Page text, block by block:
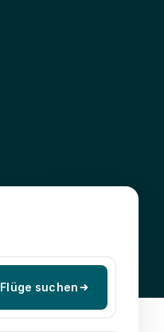
Flüge suchen